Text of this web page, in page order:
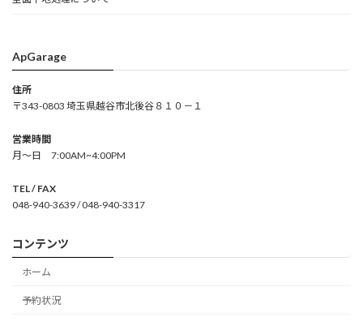
ApGarage
住所
〒343-0803 埼玉県越谷市北後谷８１０－１
営業時間
月～日 7:00AM~4:00PM
TEL / FAX
048-940-3639 / 048-940-3317
コンテンツ
ホーム
予約状況